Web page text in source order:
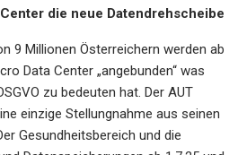
die neue Datendrehscheibe
9 Millionen Österreichern werden ab
Data Center „angebunden“ was
zu bedeuten hat. Der AUT
einzige Stellungnahme aus seinen
Gesundheitsbereich und die